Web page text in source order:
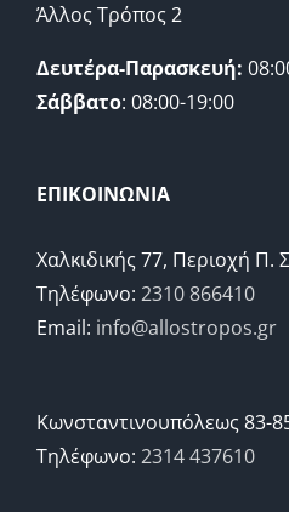
Άλλος Τρόπος 2
Δευτέρα-Παρασκευή:
Σάββατο: 08:00-19:00
ΕΠΙΚΟΙΝΩΝΙΑ
Χαλκιδικής 77, Περιοχή Π.
Τηλέφωνο: 2310 866410
Email: info@allostropos.gr
Κωνσταντινουπόλεως 83-
Τηλέφωνο: 2314 437610